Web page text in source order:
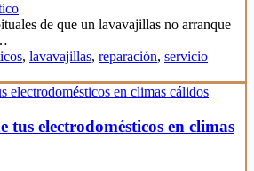
de que un lavavajillas no arranque
, lavavajillas, reparación, servicio
tus electrodomésticos en climas